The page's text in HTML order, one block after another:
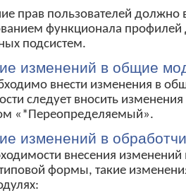
прав пользователей должно
функционала профилей
подсистем.
изменений в общие
внести изменения в
следует вносить
«*Переопределяемый».
изменений в
внесения
формы, такие